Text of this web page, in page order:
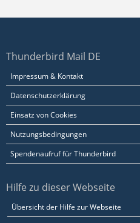
Thunderbird Mail DE
Impressum & Kontakt
Datenschutzerklärung
Einsatz von Cookies
Nutzungsbedingungen
Spendenaufruf für Thunderbird
Hilfe zu dieser Webseite
Übersicht der Hilfe zur Webseite